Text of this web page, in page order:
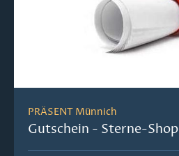
PRÄSENT Münnich
Gutschein - Sterne-Shop